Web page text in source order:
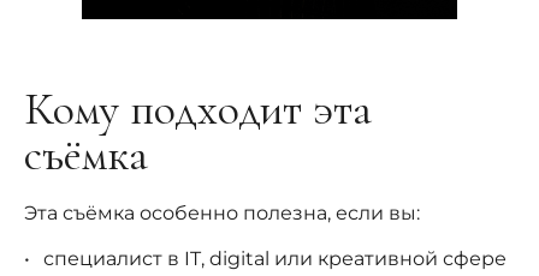
Кому подходит эта
съёмка
Эта съёмка особенно полезна, если вы:
специалист в IT, digital или креативной сфере